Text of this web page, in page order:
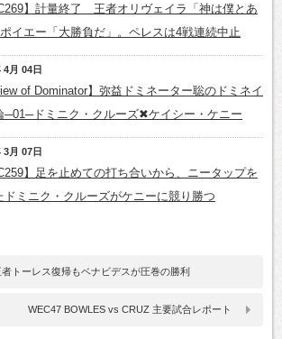
】計量終了 王者オリヴェイラ「神は僕とあ
イエー「大勝負だ」。ペレスは4戦連続中止
4月 04日
of Dominator】弥益ドミネーター聡のドミネイ
─01─ドミニク・クルーズ✖ケイシー・ケニー
3月 07日
】足を止めての打ち合いから、ニータップを
ドミニク・クルーズがケニーに競り勝つ
者トーレス復帰もベナビデスが圧巻の勝利
WEC47 BOWLES vs CRUZ 主要試合レポート